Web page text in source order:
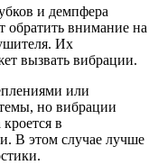
и демпфера
обратить внимание на
Их
вызвать вибрации.
или
но вибрации
в
В этом случае лучше